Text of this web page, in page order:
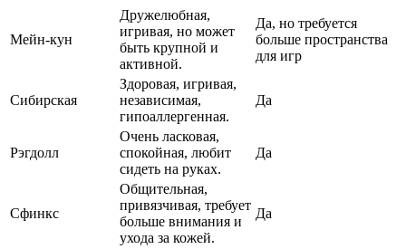
Мейн-кун
Дружелюбная,
игривая, но может
быть крупной и
активной.
Да, но требуется
больше пространства
для игр
Сибирская
Здоровая, игривая,
независимая,
гипоаллергенная.
Да
Рэгдолл
Очень ласковая,
спокойная, любит
сидеть на руках.
Да
Сфинкс
Общительная,
привязчивая, требует
больше внимания и
ухода за кожей.
Да